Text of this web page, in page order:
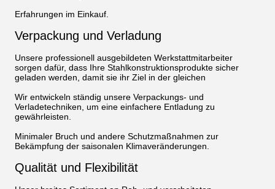
Erfahrungen im Einkauf.
Verpackung und Verladung
Unsere professionell ausgebildeten Werkstattmitarbeiter
sorgen dafür, dass Ihre Stahlkonstruktionsprodukte sicher
geladen werden, damit sie ihr Ziel in der gleichen
Wir entwickeln ständig unsere Verpackungs- und
Verladetechniken, um eine einfachere Entladung zu
gewährleisten.
Minimaler Bruch und andere Schutzmaßnahmen zur
Bekämpfung der saisonalen Klimaveränderungen.
Qualität und Flexibilität